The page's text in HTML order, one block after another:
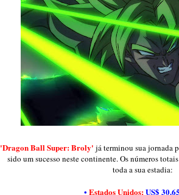
'Dragon Ball Super: Broly' já terminou sua jornada
sido um sucesso neste continente. Os números
toda a sua estadia:
• Estados Unidos:US$